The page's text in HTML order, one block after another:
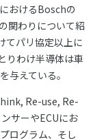
おけるBoschの
関わりについて紹
てパリ協定以上に
りわけ半導体は車
与えている。
Re-use, Re-
サーやECUにお
ログラム、そし